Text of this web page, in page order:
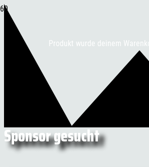
Produkt wurde deinem
Sponsor gesucht